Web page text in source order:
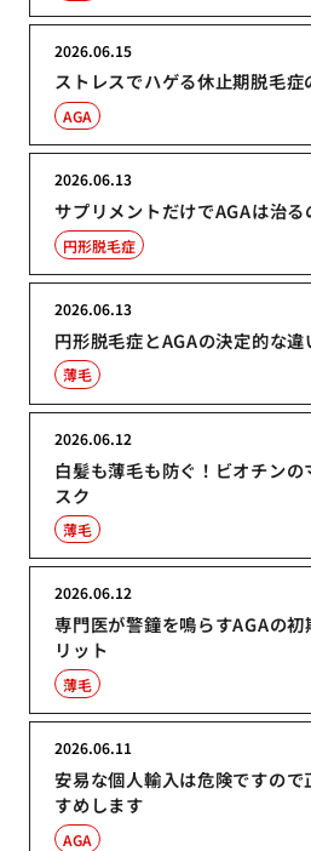
ストレスでハゲる休止期脱毛症
2026.06.15
AGA
サプリメントだけでAGAは治
2026.06.13
円形脱毛症
円形脱毛症とAGAの決定的な
2026.06.13
薄毛
白髪も薄毛も防ぐ！ビオチン
スク
2026.06.12
薄毛
専門医が警鐘を鳴らすAGAの
リット
2026.06.12
薄毛
安易な個人輸入は危険ですの
すめします
2026.06.11
AGA